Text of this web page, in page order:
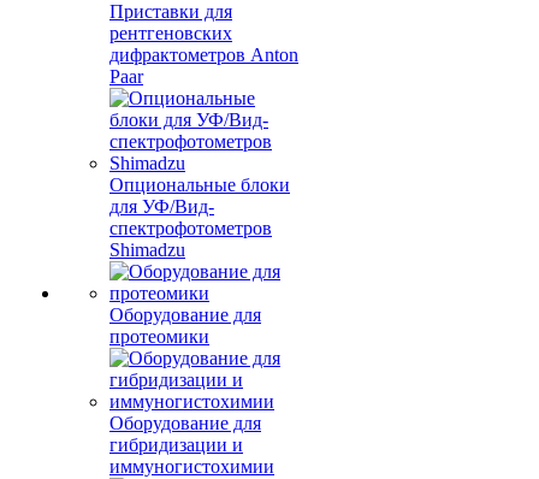
Приставки для
рентгеновских
дифрактометров Anton
Paar
Опциональные блоки
для УФ/Вид-
спектрофотометров
Shimadzu
Оборудование для
протеомики
Оборудование для
гибридизации и
иммуногистохимии